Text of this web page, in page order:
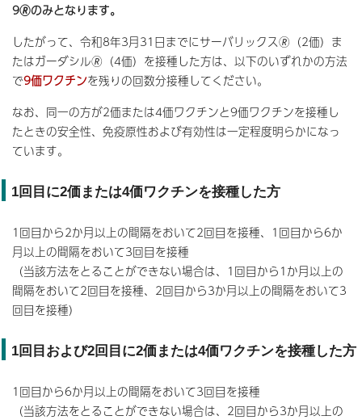
9🄬のみとなります。
したがって、令和8年3月31日までにサーバリックス🄬（2価）ま
たはガーダシル🄬（4価）を接種した方は、以下のいずれかの方法
で9価ワクチンを残りの回数分接種してください。
なお、同一の方が2価または4価ワクチンと9価ワクチンを接種し
たときの安全性、免疫原性および有効性は一定程度明らかになっ
ています。
1回目に2価または4価ワクチンを接種した方
1回目から2か月以上の間隔をおいて2回目を接種、1回目から6か
月以上の間隔をおいて3回目を接種
（当該方法をとることができない場合は、1回目から1か月以上の
間隔をおいて2回目を接種、2回目から3か月以上の間隔をおいて3
回目を接種）
1回目および2回目に2価または4価ワクチンを接種した方
1回目から6か月以上の間隔をおいて3回目を接種
（当該方法をとることができない場合は、2回目から3か月以上の